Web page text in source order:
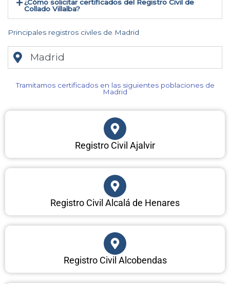
¿Cómo solicitar certificados del Registro Civil de
Collado Villalba​?
Principales registros civiles de Madrid
Madrid
Tramitamos certificados en las siguientes poblaciones de
Madrid​
Registro Civil Ajalvir
Registro Civil Alcalá de Henares
Registro Civil Alcobendas